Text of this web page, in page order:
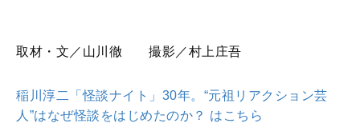
取材・文／山川徹 撮影／村上庄吾
稲川淳二「怪談ナイト」30年。“元祖リアクション芸
人”はなぜ怪談をはじめたのか？ はこちら